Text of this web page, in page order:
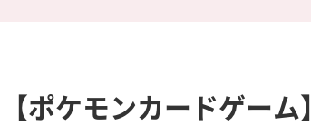
【ポケモンカードゲー